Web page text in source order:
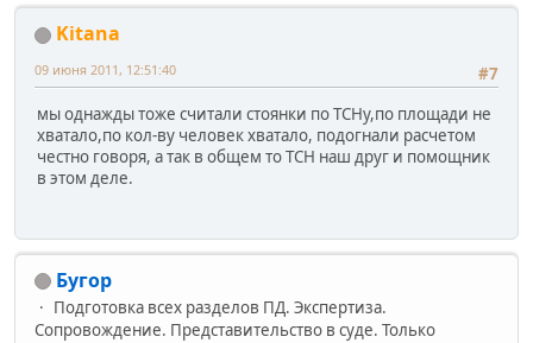
Kitana
#7
09 июня 2011, 12:51:40
мы однажды тоже считали стоянки по ТСНу,по площади не
хватало,по кол-ву человек хватало, подогнали расчетом
честно говоря, а так в общем то ТСН наш друг и помощник
в этом деле.
Бугор
Подготовка всех разделов ПД. Экспертиза.
Сопровождение. Представительство в суде. Только